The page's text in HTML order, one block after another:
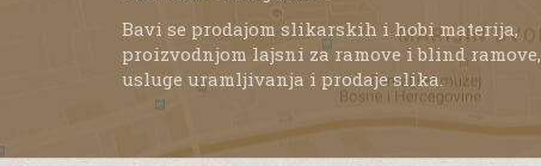
Bavi se prodajom slikarskih i hobi materija,
proizvodnjom lajsni za ramove i blind ramove,
usluge uramljivanja i prodaje slika.